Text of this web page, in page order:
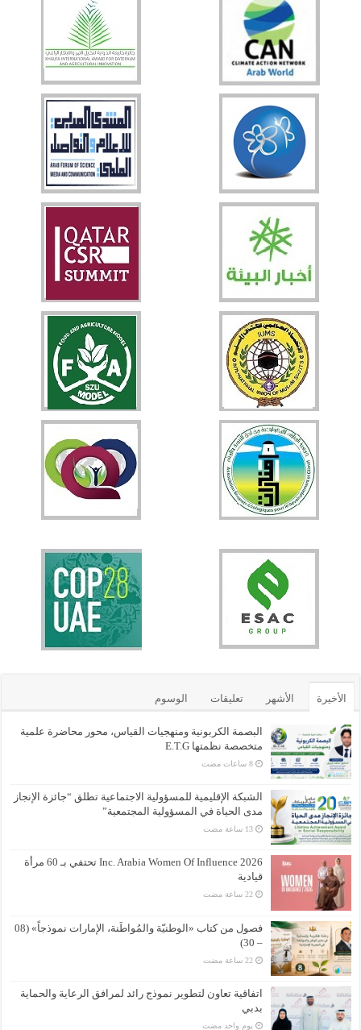
الأخيرة الأشهر تعليقات الوسوم
البصمة الكربونية ومنهجيات القياس، محور محاضرة علمية
متخصصة نظمتها E.T.G
الشبكة الإقليمية للمسؤولية الاجتماعية تطلق “جائزة الإنجاز
مدى الحياة في المسؤولية المجتمعية”
Inc. Arabia Women Of Influence 2026 تحتفي بـ 60 مرأة
قيادية
فصول من كتاب «الوطنيّة والمُواطَنة، الإمارات نموذجاً» (08
– 30)
اتفاقية تعاون لتطوير نموذج رائد لمرافق الرعاية والحماية
بدبي
‏يوم واحد مضت